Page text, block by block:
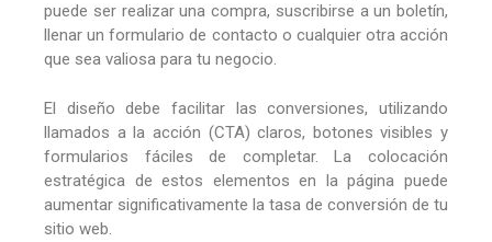
puede ser realizar una compra, suscribirse a un boletín,
llenar un formulario de contacto o cualquier otra acción
que sea valiosa para tu negocio.
El diseño debe facilitar las conversiones, utilizando
llamados a la acción (CTA) claros, botones visibles y
formularios fáciles de completar. La colocación
estratégica de estos elementos en la página puede
aumentar significativamente la tasa de conversión de tu
sitio web.